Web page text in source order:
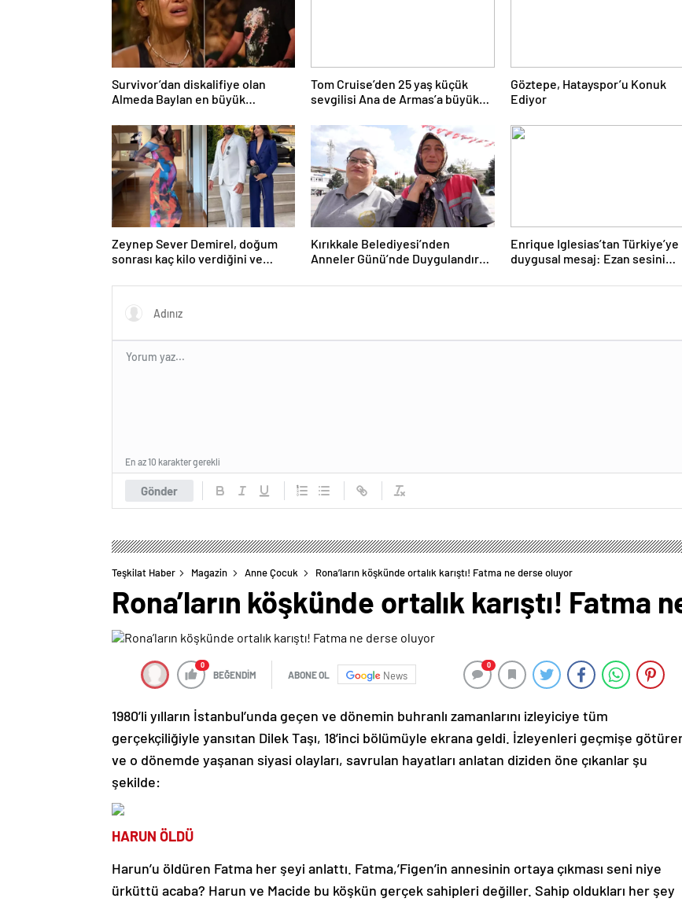
Survivor’dan diskalifiye olan
Almeda Baylan en büyük
Tom Cruise’den 25 yaş küçük
sevgilisi Ana de Armas’a büyük
Göztepe, Hatayspor’u Konuk
Ediyor
Zeynep Sever Demirel, doğum
sonrası kaç kilo verdiğini ve
Kırıkkale Belediyesi’nden
Anneler Günü’nde Duygulandıran
Enrique Iglesias’tan Türkiye’ye
duygusal mesaj: Ezan sesini
Gönder
En az 10 karakter gerekli
Teşkilat Haber Magazin Anne Çocuk Rona’ların köşkünde ortalık karıştı! Fatma ne derse oluyor
Rona’ların köşkünde ortalık karıştı! Fatma
0
BEĞENDİM ABONE OL News
0
1980’li yılların İstanbul’unda geçen ve dönemin buhranlı zamanlarını izleyiciye tüm
gerçekçiliğiyle yansıtan Dilek Taşı, 18’inci bölümüyle ekrana geldi. İzleyenleri geçmişe
ve o dönemde yaşanan siyasi olayları, savrulan hayatları anlatan diziden öne çıkanlar şu
şekilde:
HARUN ÖLDÜ
Harun’u öldüren Fatma her şeyi anlattı. Fatma,’Figen’in annesinin ortaya çıkması seni niye
ürküttü acaba? Harun ve Macide bu köşkün gerçek sahipleri değiller. Sahip oldukları her şey